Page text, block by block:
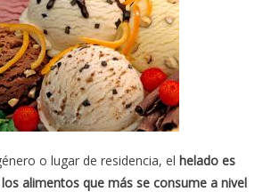
o lugar de residencia, el helado es
alimentos que más se consume a nivel